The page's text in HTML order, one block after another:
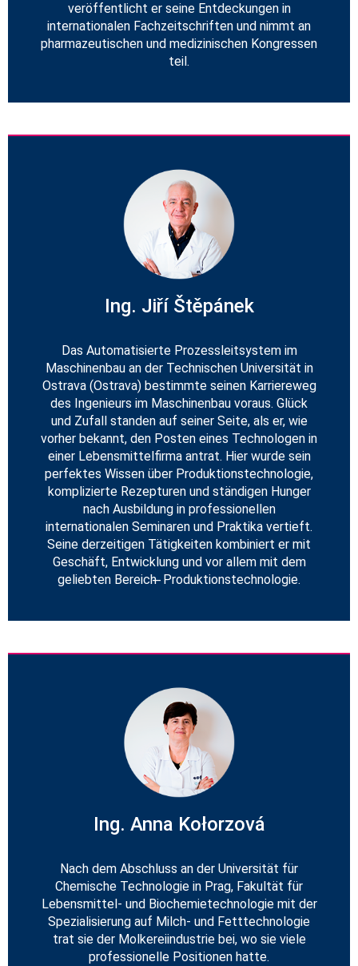
veröffentlicht er seine Entdeckungen in
internationalen Fachzeitschriften und nimmt an
pharmazeutischen und medizinischen Kongressen
teil.
Ing. Jiří Štěpánek
Das Automatisierte Prozessleitsystem im
Maschinenbau an der Technischen Universität in
Ostrava (Ostrava) bestimmte seinen Karriereweg
des Ingenieurs im Maschinenbau voraus. Glück
und Zufall standen auf seiner Seite, als er, wie
vorher bekannt, den Posten eines Technologen in
einer Lebensmittelfirma antrat. Hier wurde sein
perfektes Wissen über Produktionstechnologie,
komplizierte Rezepturen und ständigen Hunger
nach Ausbildung in professionellen
internationalen Seminaren und Praktika vertieft.
Seine derzeitigen Tätigkeiten kombiniert er mit
Geschäft, Entwicklung und vor allem mit dem
geliebten Bereich ̶ Produktionstechnologie.
Ing. Anna Kołorzová
Nach dem Abschluss an der Universität für
Chemische Technologie in Prag, Fakultät für
Lebensmittel- und Biochemietechnologie mit der
Spezialisierung auf Milch- und Fetttechnologie
trat sie der Molkereiindustrie bei, wo sie viele
professionelle Positionen hatte.